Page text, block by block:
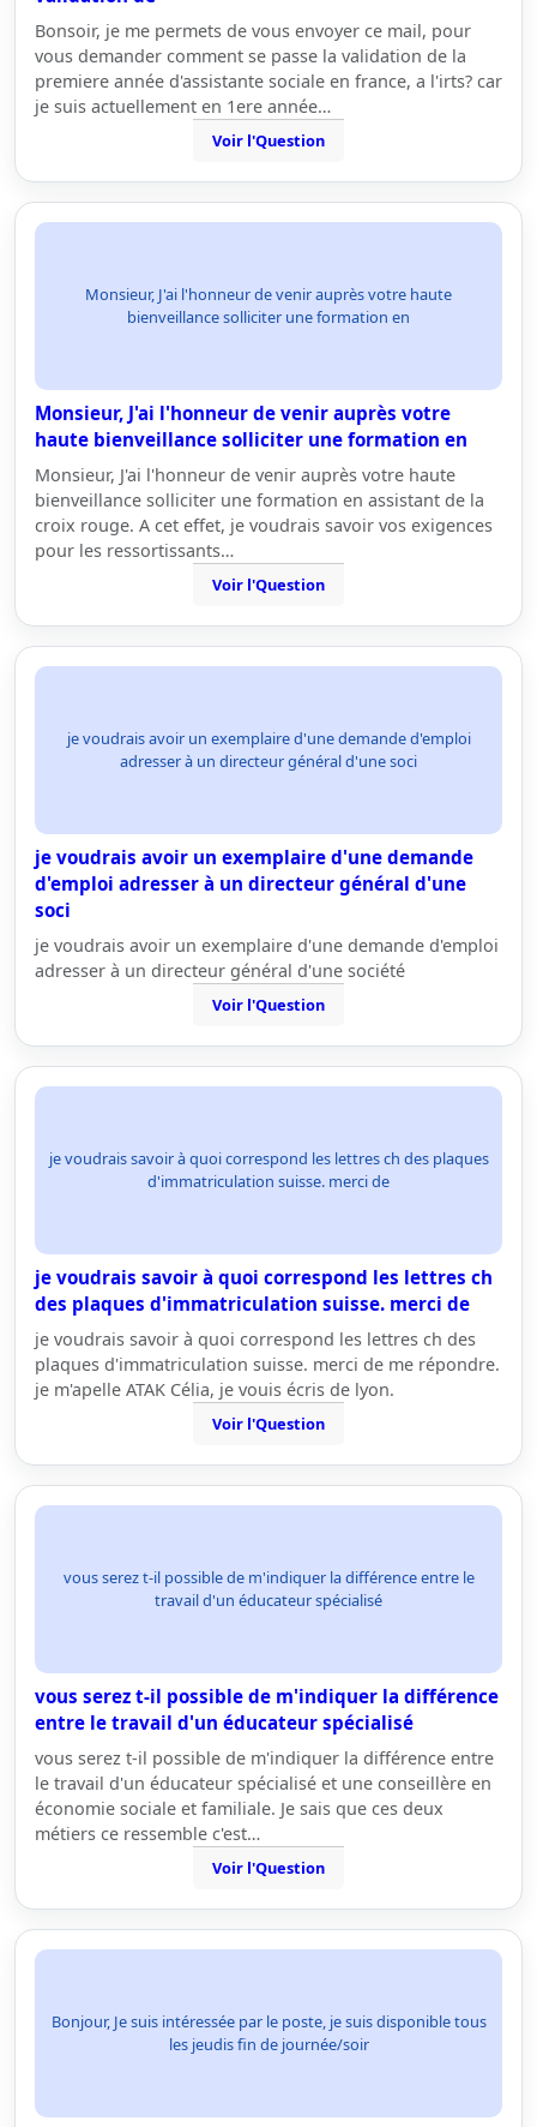
Bonsoir, je me permets de vous envoyer ce mail, pour
vous demander comment se passe la validation de la
premiere année d'assistante sociale en france, a l'irts? car
je suis actuellement en 1ere année…
Voir l'Question
Monsieur, J'ai l'honneur de venir auprès votre haute
bienveillance solliciter une formation en
Monsieur, J'ai l'honneur de venir auprès votre
haute bienveillance solliciter une formation en
Monsieur, J'ai l'honneur de venir auprès votre haute
bienveillance solliciter une formation en assistant de la
croix rouge. A cet effet, je voudrais savoir vos exigences
pour les ressortissants…
Voir l'Question
je voudrais avoir un exemplaire d'une demande d'emploi
adresser à un directeur général d'une soci
je voudrais avoir un exemplaire d'une demande
d'emploi adresser à un directeur général d'une
soci
je voudrais avoir un exemplaire d'une demande d'emploi
adresser à un directeur général d'une société
Voir l'Question
je voudrais savoir à quoi correspond les lettres ch des plaques
d'immatriculation suisse. merci de
je voudrais savoir à quoi correspond les lettres ch
des plaques d'immatriculation suisse. merci de
je voudrais savoir à quoi correspond les lettres ch des
plaques d'immatriculation suisse. merci de me répondre.
je m'apelle ATAK Célia, je vouis écris de lyon.
Voir l'Question
vous serez t-il possible de m'indiquer la différence entre le
travail d'un éducateur spécialisé
vous serez t-il possible de m'indiquer la différence
entre le travail d'un éducateur spécialisé
vous serez t-il possible de m'indiquer la différence entre
le travail d'un éducateur spécialisé et une conseillère en
économie sociale et familiale. Je sais que ces deux
métiers ce ressemble c'est…
Voir l'Question
Bonjour, Je suis intéressée par le poste, je suis disponible tous
les jeudis fin de journée/soir